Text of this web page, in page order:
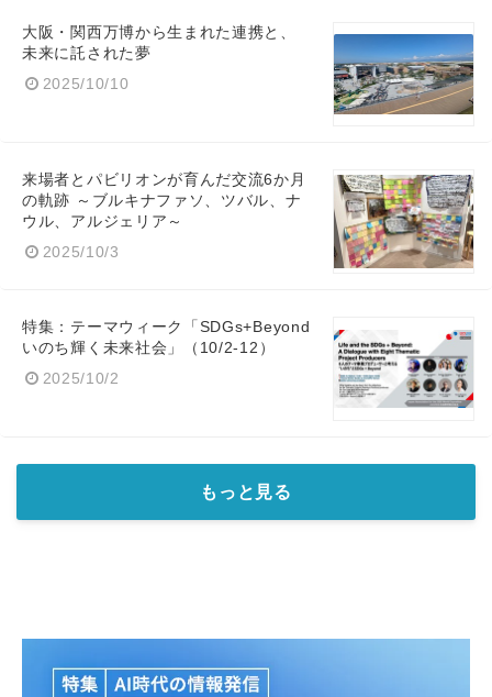
大阪・関西万博から生まれた連携と、
未来に託された夢
2025/10/10
来場者とパビリオンが育んだ交流6か月
の軌跡 ～ブルキナファソ、ツバル、ナ
ウル、アルジェリア～
2025/10/3
特集：テーマウィーク「SDGs+Beyond
いのち輝く未来社会」（10/2-12）
2025/10/2
もっと見る